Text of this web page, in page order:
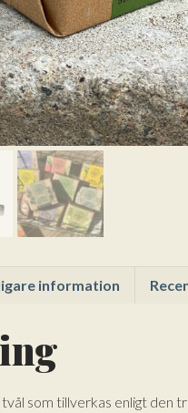
information
som tillverkas enligt den